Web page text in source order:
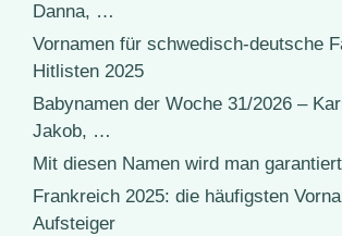
Danna, …
Vornamen für schwedisch-deutsche
Hitlisten 2025
Babynamen der Woche 31/2026 –
Jakob, …
Mit diesen Namen wird man
Frankreich 2025: die häufigsten
Aufsteiger